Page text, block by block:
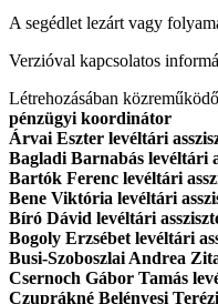
A segédlet lezárt vagy
Verzióval kapcsolatos
Létrehozásában
pénzügyi koordinátor
Árvai Eszter levéltári
Bagladi Barnabás levéltári
Bartók Ferenc levéltári
Bene Viktória levéltári
Bíró Dávid levéltári
Bogoly Erzsébet levéltári
Busi-Szoboszlai Andrea
Csernoch Gábor Tamás
Czuprákné Belényesi